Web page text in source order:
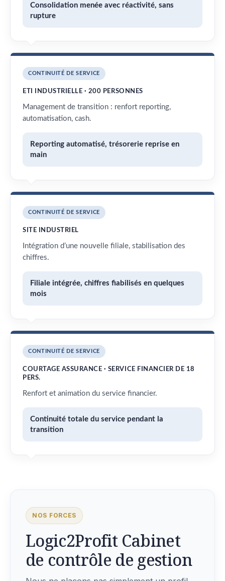
Consolidation menée avec réactivité, sans
rupture
CONTINUITÉ DE SERVICE
ETI INDUSTRIELLE · 200 PERSONNES
Management de transition : renfort reporting,
automatisation, cash.
Reporting automatisé, trésorerie reprise en
main
CONTINUITÉ DE SERVICE
SITE INDUSTRIEL
Intégration d’une nouvelle filiale, stabilisation des
chiffres.
Filiale intégrée, chiffres fiabilisés en quelques
mois
CONTINUITÉ DE SERVICE
COURTAGE ASSURANCE · SERVICE FINANCIER DE 18
PERS.
Renfort et animation du service financier.
Continuité totale du service pendant la
transition
NOS FORCES
Logic2Profit Cabinet
de contrôle de gestion